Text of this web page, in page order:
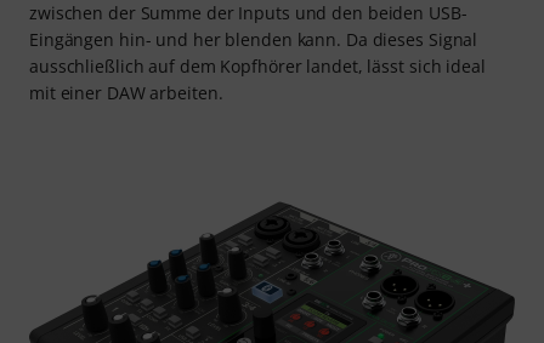
zwischen der Summe der Inputs und den beiden USB-
Eingängen hin- und her blenden kann. Da dieses Signal
ausschließlich auf dem Kopfhörer landet, lässt sich ideal
mit einer DAW arbeiten.